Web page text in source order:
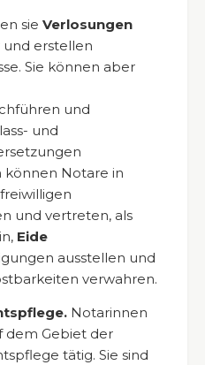
sie Verlosungen
und erstellen
Sie können aber
und
und
Notare in
und vertreten, als
Eide
ausstellen und
verwahren.
Notarinnen
dem Gebiet der
tätig. Sie sind